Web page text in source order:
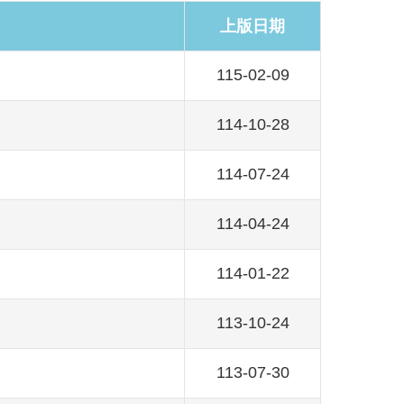
上版日期
115-02-09
114-10-28
114-07-24
114-04-24
114-01-22
113-10-24
113-07-30